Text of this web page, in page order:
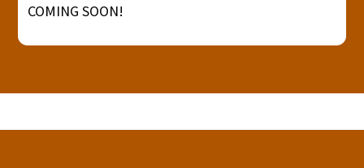
COMING SOON!